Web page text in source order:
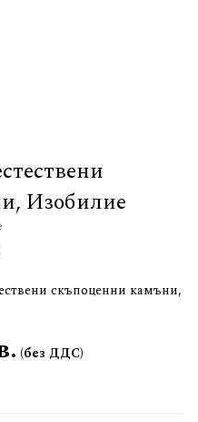
Изобилие
скъпоценни камъни,